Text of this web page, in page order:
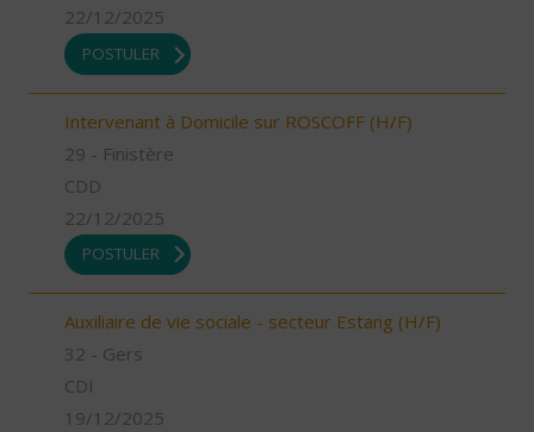
22/12/2025
POSTULER
Intervenant à Domicile sur ROSCOFF (H/F)
29 - Finistère
CDD
22/12/2025
POSTULER
Auxiliaire de vie sociale - secteur Estang (H/F)
32 - Gers
CDI
19/12/2025